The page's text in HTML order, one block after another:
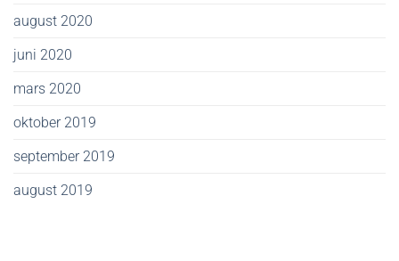
august 2020
juni 2020
mars 2020
oktober 2019
september 2019
august 2019